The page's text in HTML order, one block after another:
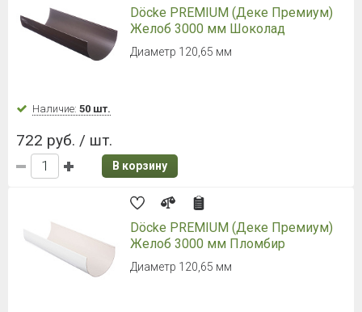
Döcke PREMIUM (Деке Премиум)
Желоб 3000 мм Шоколад
Диаметр 120,65 мм
Наличие: 50 шт.
722 руб. / шт.
В корзину
Döcke PREMIUM (Деке Премиум)
Желоб 3000 мм Пломбир
Диаметр 120,65 мм